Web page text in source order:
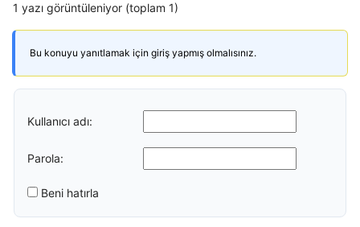
1 yazı görüntüleniyor (toplam 1)
Bu konuyu yanıtlamak için giriş yapmış olmalısınız.
Kullanıcı adı:
Parola:
Beni hatırla